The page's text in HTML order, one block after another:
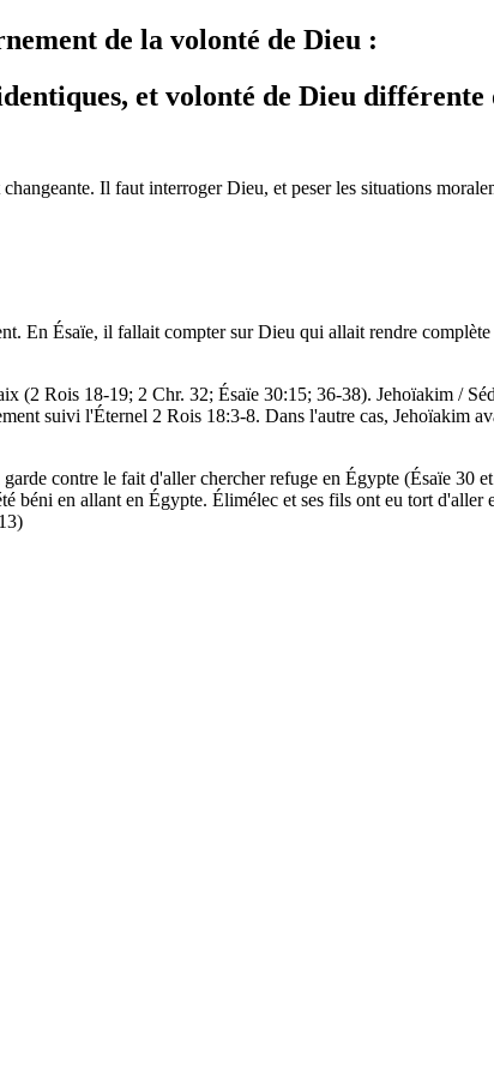
de la volonté de Dieu :
et volonté de Dieu différente
Il faut interroger Dieu, et peser les situations
En Ésaïe, il fallait compter sur Dieu qui allait rendre
(2 Rois 18-19; 2 Chr. 32; Ésaïe 30:15; 36-38). Jehoïakim /
suivi l'Éternel 2 Rois 18:3-8. Dans l'autre cas, Jehoïakim
contre le fait d'aller chercher refuge en Égypte (Ésaïe 30
béni en allant en Égypte. Élimélec et ses fils ont eu tort